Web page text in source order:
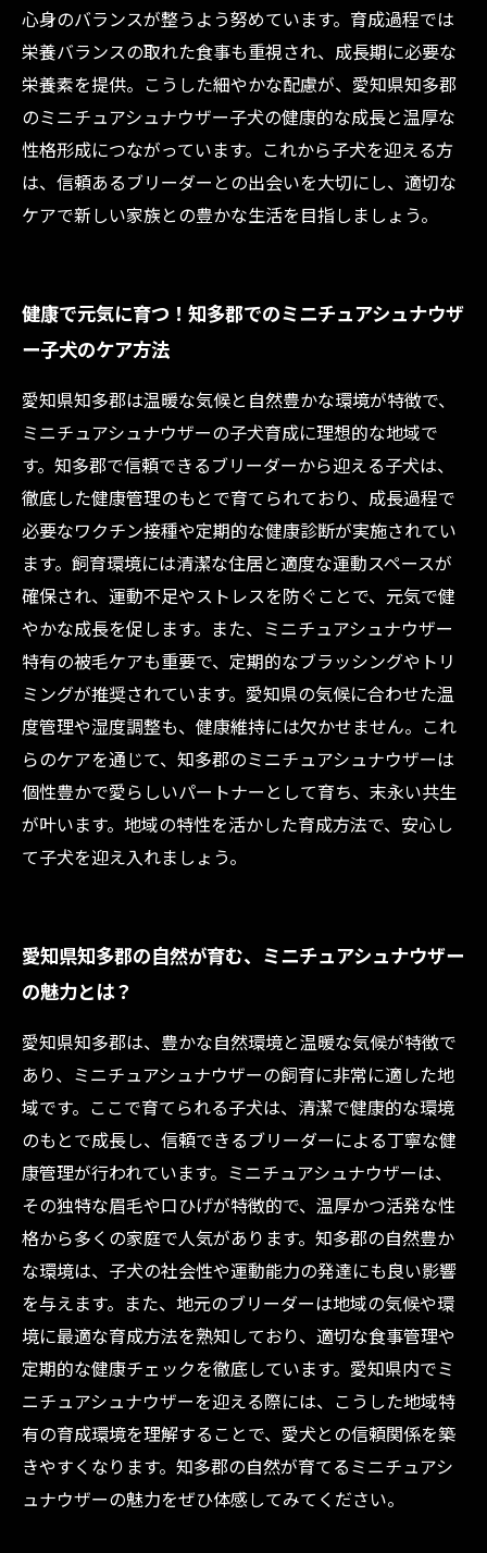
心身のバランスが整うよう努めています。育成過程では
栄養バランスの取れた食事も重視され、成長期に必要な
栄養素を提供。こうした細やかな配慮が、愛知県知多郡
のミニチュアシュナウザー子犬の健康的な成長と温厚な
性格形成につながっています。これから子犬を迎える方
は、信頼あるブリーダーとの出会いを大切にし、適切な
ケアで新しい家族との豊かな生活を目指しましょう。
健康で元気に育つ！知多郡でのミニチュアシュナウザ
ー子犬のケア方法
愛知県知多郡は温暖な気候と自然豊かな環境が特徴で、
ミニチュアシュナウザーの子犬育成に理想的な地域で
す。知多郡で信頼できるブリーダーから迎える子犬は、
徹底した健康管理のもとで育てられており、成長過程で
必要なワクチン接種や定期的な健康診断が実施されてい
ます。飼育環境には清潔な住居と適度な運動スペースが
確保され、運動不足やストレスを防ぐことで、元気で健
やかな成長を促します。また、ミニチュアシュナウザー
特有の被毛ケアも重要で、定期的なブラッシングやトリ
ミングが推奨されています。愛知県の気候に合わせた温
度管理や湿度調整も、健康維持には欠かせません。これ
らのケアを通じて、知多郡のミニチュアシュナウザーは
個性豊かで愛らしいパートナーとして育ち、末永い共生
が叶います。地域の特性を活かした育成方法で、安心し
て子犬を迎え入れましょう。
愛知県知多郡の自然が育む、ミニチュアシュナウザー
の魅力とは？
愛知県知多郡は、豊かな自然環境と温暖な気候が特徴で
あり、ミニチュアシュナウザーの飼育に非常に適した地
域です。ここで育てられる子犬は、清潔で健康的な環境
のもとで成長し、信頼できるブリーダーによる丁寧な健
康管理が行われています。ミニチュアシュナウザーは、
その独特な眉毛や口ひげが特徴的で、温厚かつ活発な性
格から多くの家庭で人気があります。知多郡の自然豊か
な環境は、子犬の社会性や運動能力の発達にも良い影響
を与えます。また、地元のブリーダーは地域の気候や環
境に最適な育成方法を熟知しており、適切な食事管理や
定期的な健康チェックを徹底しています。愛知県内でミ
ニチュアシュナウザーを迎える際には、こうした地域特
有の育成環境を理解することで、愛犬との信頼関係を築
きやすくなります。知多郡の自然が育てるミニチュアシ
ュナウザーの魅力をぜひ体感してみてください。